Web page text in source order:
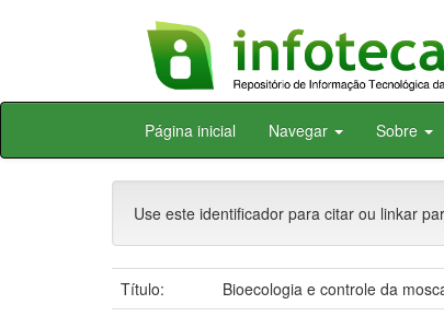
Skip
Página inicial Navegar Sobre
Use este identificador para citar ou linkar
Título:
Bioecologia e controle da